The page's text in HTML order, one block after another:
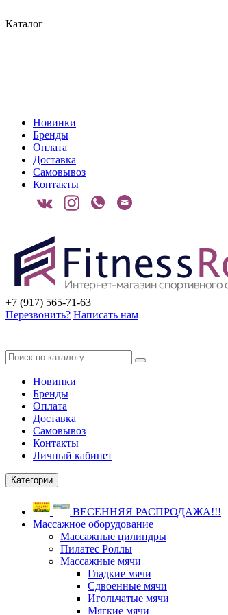
Каталог
Новинки
Бренды
Оплата
Доставка
Самовывоз
Контакты
+7 (917) 565-71-63
Перезвонить? Написать нам
Новинки
Бренды
Оплата
Доставка
Самовывоз
Контакты
Личный кабинет
Категории
ВЕСЕННЯЯ РАСПРОДАЖА!!!
Массажное оборудование
Массажные цилиндры
Пилатес Роллы
Массажные мячи
Гладкие мячи
Сдвоенные мячи
Игольчатые мячи
Мягкие мячи